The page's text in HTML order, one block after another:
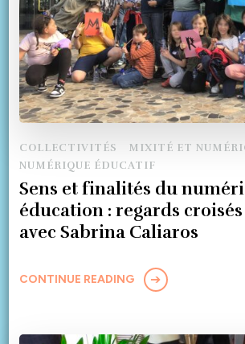
COLLECTIVITÉS
MIXITÉ ET
NUMÉRIQUE ÉDUCATIF
Sens et finalités du
éducation : regards
avec Sabrina Caliaros
CONTINUE READING